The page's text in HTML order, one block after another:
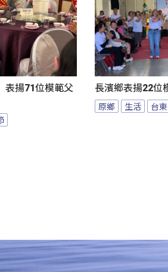
表揚71位模範父
長濱鄉表揚22位
原鄉 生活 台